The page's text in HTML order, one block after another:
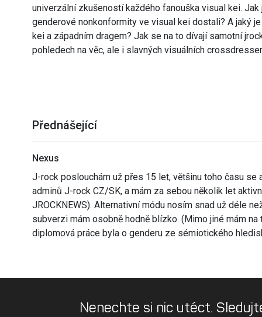
univerzální zkušeností každého fanouška visual kei.
genderové nonkonformity ve visual kei dostali? A jaký
kei a západním dragem? Jak se na to dívají samotní
pohledech na věc, ale i slavných visuálních
Přednášející
Nexus
J-rock poslouchám už přes 15 let, většinu toho času se
adminů J-rock CZ/SK, a mám za sebou několik let
JROCKNEWS). Alternativní módu nosím snad už déle
subverzi mám osobně hodně blízko. (Mimo jiné mám
diplomová práce byla o genderu ze sémiotického
Nenechte si nic utéct.